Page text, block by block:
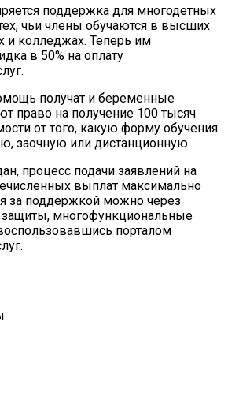
поддержка для многодетных
чьи члены обучаются в высших
и колледжах. Теперь им
в 50% на оплату
получат и беременные
право на получение 100 тысяч
от того, какую форму обучения
заочную или дистанционную.
процесс подачи заявлений на
выплат максимально
за поддержкой можно через
многофункциональные
порталом